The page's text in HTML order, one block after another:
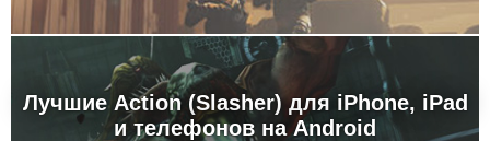
Лучшие Action (Slasher) для iPhone, iPad
и телефонов на Android